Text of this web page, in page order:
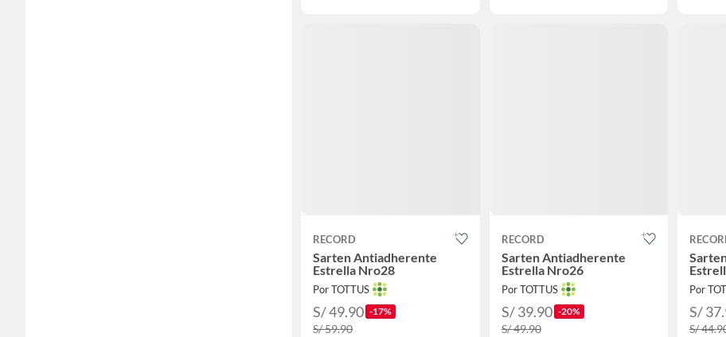
RECORD
Sarten Antiadherente
Estrella Nro28
Por TOTTUS
S/ 49.90 -17%
S/ 59.90
RECORD
Sarten Antiadherente
Estrella Nro26
Por TOTTUS
S/ 39.90 -20%
S/ 49.90
Por
S/
S/